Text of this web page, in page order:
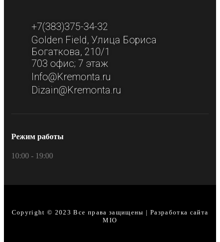
+7(383)375-34-32
Golden Field​, Улица Бориса
Богаткова, 210/1​
703 офис; 7 этаж​
Info@Kremonta.ru
Dizain@Kremonta.ru
Режим работы
10:00 - 19:00
Copyright © 2023 Все права защищены | Разработка сайта
MIO